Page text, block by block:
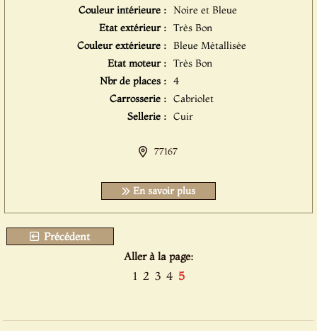
Couleur intérieure : Noire et Bleue
Etat extérieur : Très Bon
Couleur extérieure : Bleue Métallisée
Etat moteur : Très Bon
Nbr de places : 4
Carrosserie : Cabriolet
Sellerie : Cuir
77167
En savoir plus
Précédent
Aller à la page:
1 2 3 4 5